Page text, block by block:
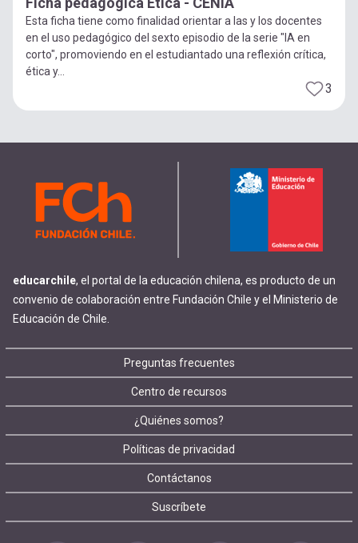
Esta ficha tiene como finalidad orientar a las y los docentes
en el uso pedagógico del sexto episodio de la serie "IA en
corto", promoviendo en el estudiantado una reflexión crítica,
ética y...
3
educarchile, el portal de la educación chilena, es producto de un
convenio de colaboración entre Fundación Chile y el Ministerio de
Educación de Chile.
Footer
menu
Preguntas frecuentes
Centro de recursos
¿Quiénes somos?
Políticas de privacidad
Contáctanos
Suscríbete